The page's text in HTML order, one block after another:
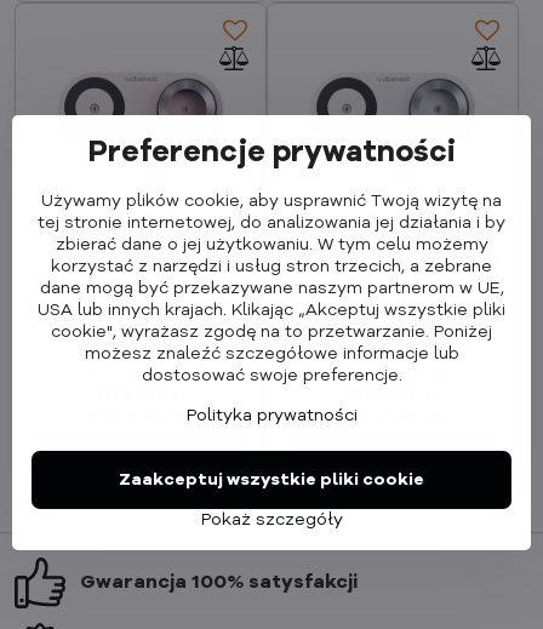
Cubenest Magnetyczny
uchwyt do suszarki
SwiftDry SDHD01
różowy
W magazynie
bez VAT
Dodaj do koszyka
Cubenest Magnetyczny
uchwyt do suszarki
SwiftDry SDHD01 biały
W magazynie
86,91 zł
Dodaj do koszyka
Gwarancja 100% satysfakcji
Preferencje prywatności
Używamy plików cookie, aby usprawnić Twoją wizytę na
tej stronie internetowej, do analizowania jej działania i by
zbierać dane o jej użytkowaniu. W tym celu możemy
korzystać z narzędzi i usług stron trzecich, a zebrane
dane mogą być przekazywane naszym partnerom w UE,
USA lub innych krajach. Klikając „Akceptuj wszystkie pliki
cookie", wyrażasz zgodę na to przetwarzanie. Poniżej
możesz znaleźć szczegółowe informacje lub
dostosować swoje preferencje.
Polityka prywatności
Pokaż szczegóły
Zaakceptuj wszystkie pliki cookie